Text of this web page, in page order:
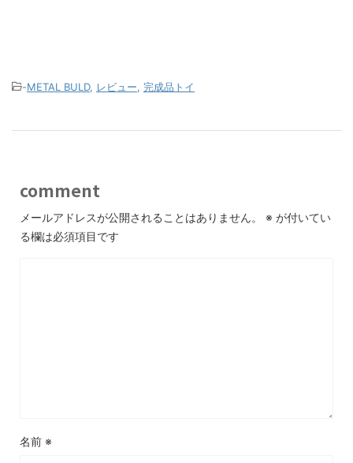
-METAL BULD, レビュー, 完成品トイ
comment
メールアドレスが公開されることはありません。 ※ が付いてい
る欄は必須項目です
名前 ※